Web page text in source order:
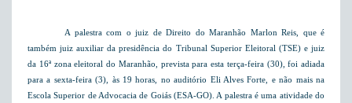
A palestra com o juiz de Direito do Maranhão Marlon Reis, que é
também juiz auxiliar da presidência do Tribunal Superior Eleitoral (TSE) e juiz
da 16ª zona eleitoral do Maranhão, prevista para esta terça-feira (30), foi adiada
para a sexta-feira (3), às 19 horas, no auditório Eli Alves Forte, e não mais na
Escola Superior de Advocacia de Goiás (ESA-GO). A palestra é uma atividade do